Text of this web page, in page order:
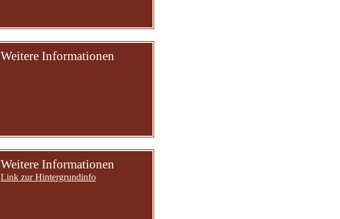
Weitere Informationen
Weitere Informationen
Link zur Hintergrundinfo